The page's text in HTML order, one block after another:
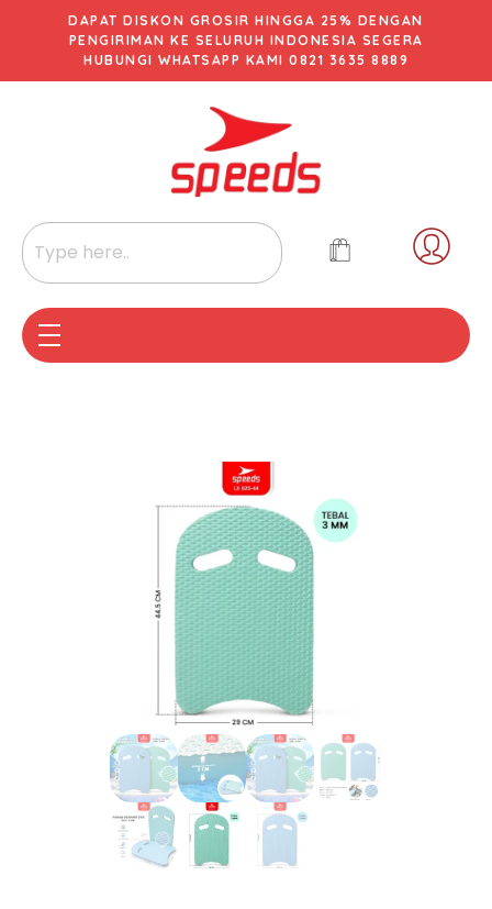
DAPAT DISKON GROSIR HINGGA 25% DENGAN
PENGIRIMAN KE SELURUH INDONESIA SEGERA
HUBUNGI WHATSAPP KAMI 0821 3635 8889